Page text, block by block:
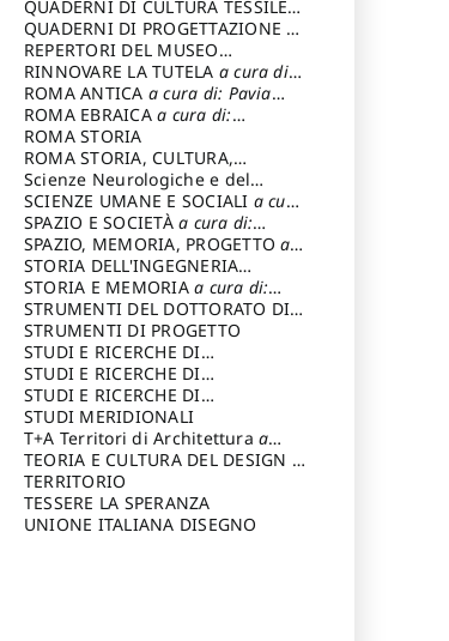
conservazione del patrimonio
archivistico e librario
QUADERNI DI CULTURA TESSILEa
cura di: Crispolti Livia
QUADERNI DI PROGETTAZIONE a
cura di: Giura Longo Tommaso
REPERTORI DEL MUSEO
CENTRALE DEL RISORGIMENTOa
cura di: Pizzo Marco
RINNOVARE LA TUTELA a cura di:
Cicalò Enrico
ROMA ANTICA a cura di: Pavia
Carlo
ROMA EBRAICAa cura di:
Procaccia Claudio
ROMA STORIA
ROMA STORIA, CULTURA,
IMMAGINEa cura di: Fagiolo
Marcello
Scienze Neurologiche e del
Comportamento
SCIENZE UMANE E SOCIALI a cura
di: Iannizzi Salvatore
SPAZIO E SOCIETÀa cura di:
Cassetti Roberto
SPAZIO, MEMORIA, PROGETTOa
cura di: Rossi Massimo
STORIA DELL'INGEGNERIA
STRUTTURALE IN ITALIAa cura di:
Poretti Sergio
STORIA E MEMORIAa cura di:
Rossi Lauro
STRUMENTI DEL DOTTORATO DI
RICERCA IN RILIEVO E
RAPPRESENTAZIONE
DELL’ARCHITETTURA E
DELL’AMBIENTEa cura di: Migliari
Riccardo
STRUMENTI DI PROGETTO
STUDI E RICERCHE DI
ARCHEOLOGIA IN SICILIA
di: Pelagatti Paola
STUDI E RICERCHE DI
ARCHITETTURA del Dipartimento
di Architettura Università degli
Studi G. d' Annunzio
STUDI E RICERCHE DI
ARCHITETTURA del Dipartimento
di Architettura Università degli
Studi G. d' Annunzio, Chieti-
Pescaraa cura di: Fusero Paolo
STUDI MERIDIONALI
T+A Territori di Architetturaa
cura di: Ramazzotti Luigi
TEORIA E CULTURA DEL DESIGN a
cura di: Furlanis Giuseppe
TERRITORIO
TESSERE LA SPERANZA
UNIONE ITALIANA DISEGNO